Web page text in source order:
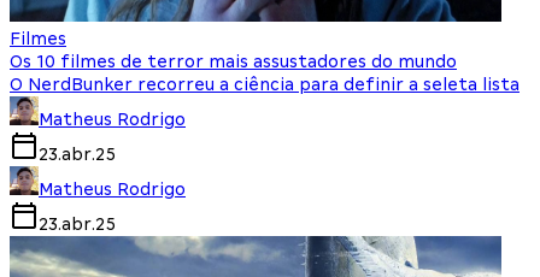
Filmes
Os 10 filmes de terror mais assustadores do mundo
O NerdBunker recorreu a ciência para definir a seleta lista
Matheus Rodrigo
23.abr.25
Matheus Rodrigo
23.abr.25